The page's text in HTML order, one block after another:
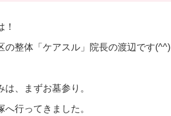
！
の整体「ケアスル」院長の渡辺です(^^)
は、まずお墓参り。
へ行ってきました。